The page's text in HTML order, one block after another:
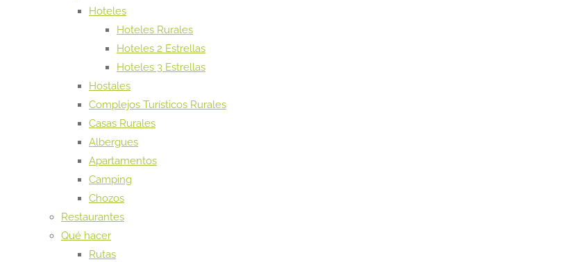
Hoteles
Hoteles Rurales
Hoteles 2 Estrellas
Hoteles 3 Estrellas
Hostales
Complejos Turísticos Rurales
Casas Rurales
Albergues
Apartamentos
Camping
Chozos
Restaurantes
Qué hacer
Rutas